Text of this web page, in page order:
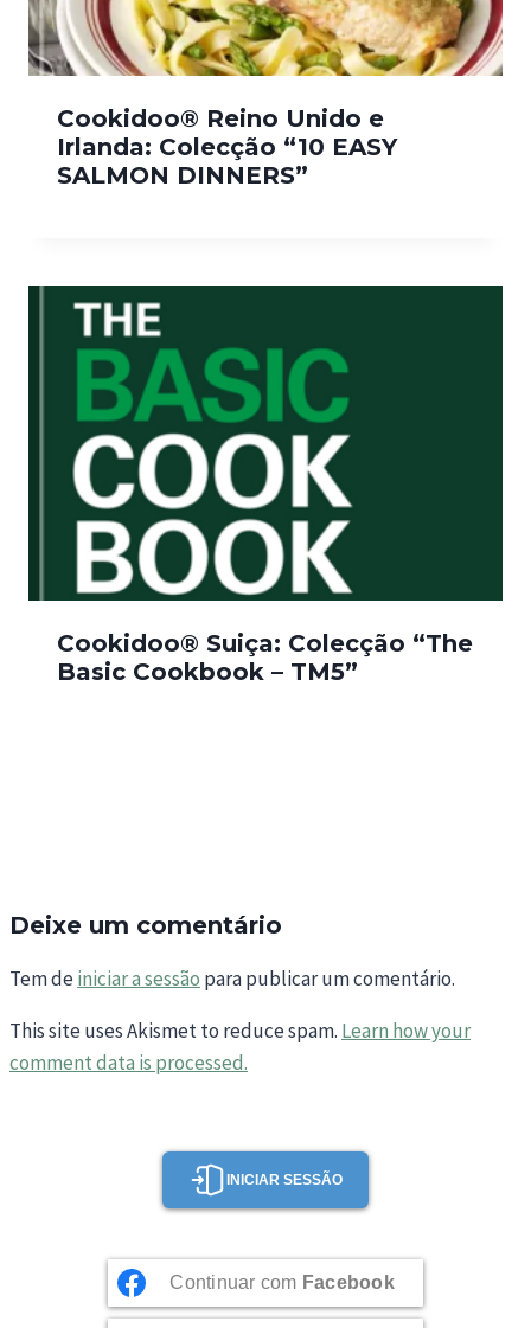
Cookidoo® Reino Unido e
Irlanda: Colecção “10 EASY
SALMON DINNERS”
Cookidoo® Suiça: Colecção “The
Basic Cookbook – TM5”
Deixe um comentário
Tem deiniciar a sessão para publicar um comentário.
This site uses Akismet to reduce spam. Learn how your
comment data is processed.
INICIAR SESSÃO
Continuar com Facebook